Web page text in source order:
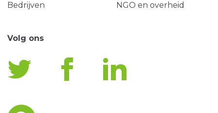
Bedrijven NGO en overheid
Volg ons